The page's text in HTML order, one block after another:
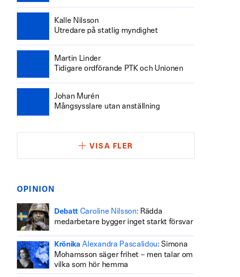
Kalle Nilsson
Utredare på statlig myndighet
Martin Linder
Tidigare ordförande PTK och Unionen
Johan Murén
Mångsysslare utan anställning
VISA FLER
OPINION
Debatt Caroline Nilsson: Rädda
medarbetare bygger inget starkt försvar
Krönika Alexandra Pascalidou: Simona
Mohamsson säger frihet – men talar om
vilka som hör hemma